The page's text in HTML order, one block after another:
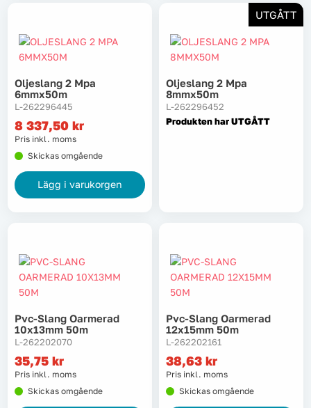
Oljeslang 2 Mpa
6mmx50m
L-262296445
8 337,50 kr
Pris inkl. moms
Skickas omgående
Lägg i varukorgen
UTGÅTT
Oljeslang 2 Mpa
8mmx50m
L-262296452
Produkten har UTGÅTT
Pvc-Slang Oarmerad
10x13mm 50m
L-262202070
35,75 kr
Pris inkl. moms
Skickas omgående
Pvc-Slang Oarmerad
12x15mm 50m
L-262202161
38,63 kr
Pris inkl. moms
Skickas omgående